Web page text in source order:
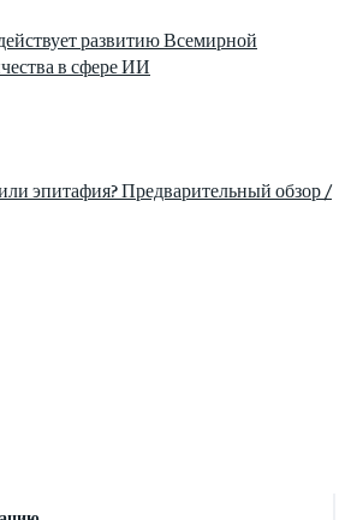
развитию Всемирной
в сфере ИИ
эпитафия? Предварительный обзор /